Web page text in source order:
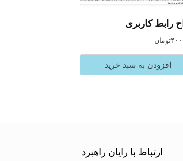
رابط کاربری
تومان
افزودن به سبد خرید
ارتباط با رایان راهبرد